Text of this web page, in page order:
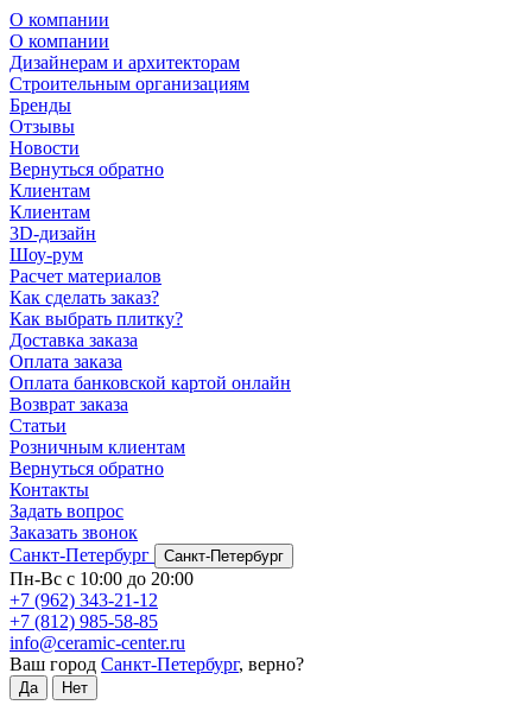
О компании
О компании
Дизайнерам и архитекторам
Строительным организациям
Бренды
Отзывы
Новости
Вернуться обратно
Клиентам
Клиентам
3D-дизайн
Шоу-рум
Расчет материалов
Как сделать заказ?
Как выбрать плитку?
Доставка заказа
Оплата заказа
Оплата банковской картой онлайн
Возврат заказа
Статьи
Розничным клиентам
Вернуться обратно
Контакты
Задать вопрос
Заказать звонок
Санкт-Петербург
Санкт-Петербург
Пн-Вс с 10:00 до 20:00
+7 (962) 343-21-12
+7 (812) 985-58-85
info@ceramic-center.ru
Ваш город Санкт-Петербург, верно?
Да Нет